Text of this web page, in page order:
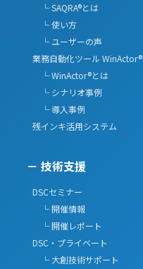
└ SAQRA®とは
└ 使い方
└ ユーザーの声
業務自動化ツール WinActor®
└ WinActor®とは
└ シナリオ事例
└ 導入事例
残インキ活用システム
技術支援
DSCセミナー
└ 開催情報
└ 開催レポート
DSC・プライベート
└ 大創技術サポート